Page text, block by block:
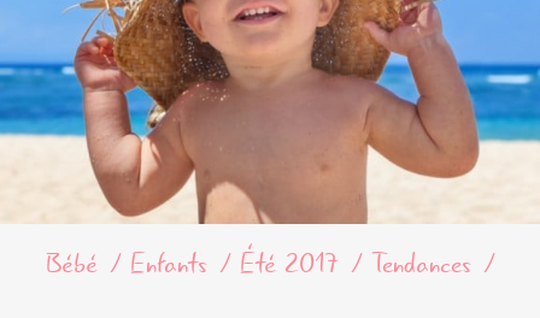
Bébé Enfants Été 2017 Tendances